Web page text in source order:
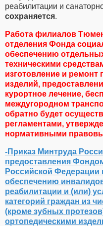
реабилитации и
сохраняется.
Работа филиалов
отделения Фонда
обеспечению
техническими
изготовление и ремонт
изделий,
курортное лечение,
междугородном
обратно будет
регламентами,
нормативными
-Приказ Минтруда
предоставления
Российской Федерации
обеспечению
реабилитации и (или)
категорий граждан из
(кроме зубных
ортопедическими